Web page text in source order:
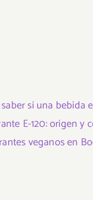
si una bebida
E-120: origen y
veganos en